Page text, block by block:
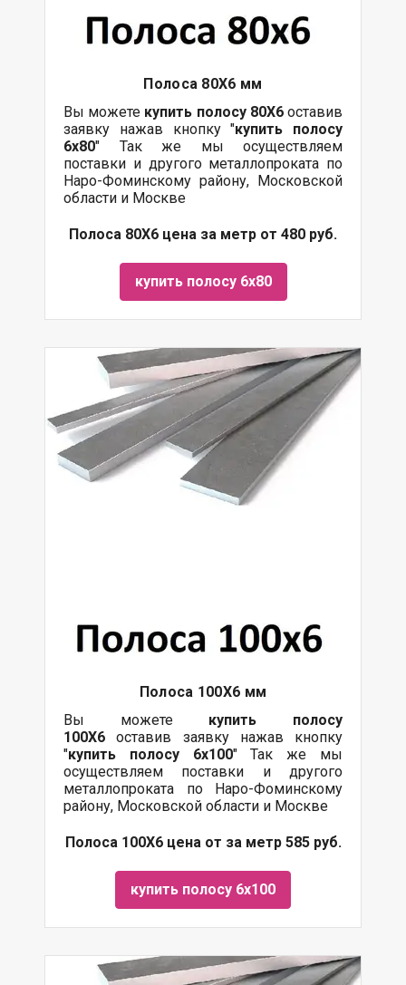
Полоса 80Х6 мм
Вы можете купить полосу 80Х6оставив
заявку нажав кнопку "купить полосу
6х80" Так же мы осуществляем
поставки и другого металлопроката по
Наро-Фоминскому району, Московской
области и Москве
Полоса 80Х6 цена за метр от 480 руб.
купить полосу 6х80
Полоса 100Х6 мм
Вы можете купить полосу
100Х6оставив заявку нажав кнопку
"купить полосу 6х100" Так же мы
осуществляем поставки и другого
металлопроката по Наро-Фоминскому
району, Московской области и Москве
Полоса 100Х6 цена от за метр 585 руб.
купить полосу 6х100